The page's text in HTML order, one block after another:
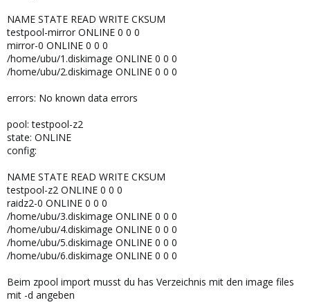
NAME STATE READ WRITE CKSUM
testpool-mirror ONLINE 0 0 0
mirror-0 ONLINE 0 0 0
/home/ubu/1.diskimage ONLINE 0 0 0
/home/ubu/2.diskimage ONLINE 0 0 0
errors: No known data errors
pool: testpool-z2
state: ONLINE
config:
NAME STATE READ WRITE CKSUM
testpool-z2 ONLINE 0 0 0
raidz2-0 ONLINE 0 0 0
/home/ubu/3.diskimage ONLINE 0 0 0
/home/ubu/4.diskimage ONLINE 0 0 0
/home/ubu/5.diskimage ONLINE 0 0 0
/home/ubu/6.diskimage ONLINE 0 0 0
Beim zpool import musst du has Verzeichnis mit den image files
mit -d angeben